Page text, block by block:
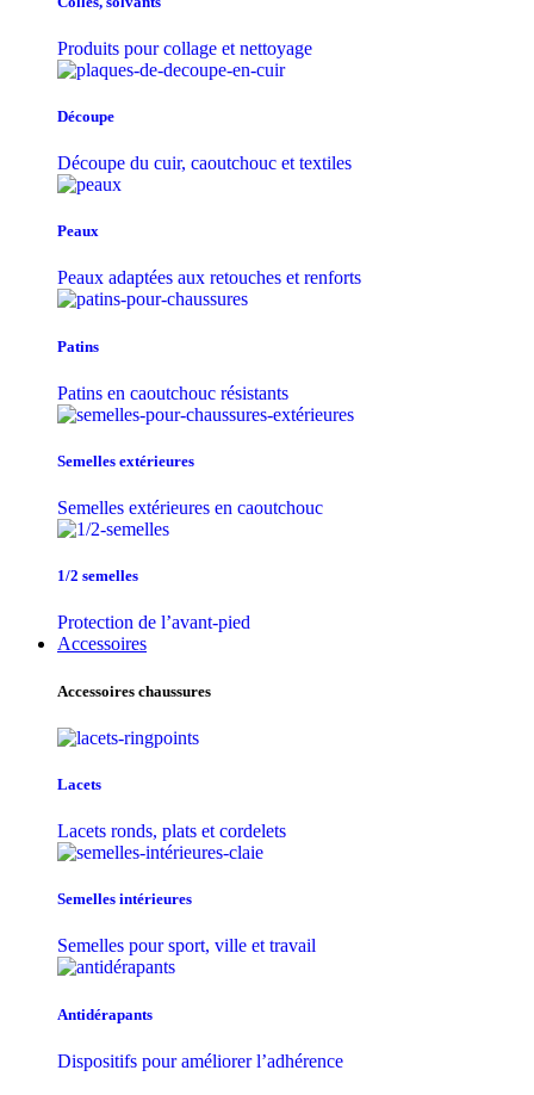
Produits pour collage et nettoyage
Découpe
Découpe du cuir, caoutchouc et textiles
Peaux
Peaux adaptées aux retouches et renforts
Patins
Patins en caoutchouc résistants
Semelles extérieures
Semelles extérieures en caoutchouc
1/2 semelles
Protection de l’avant-pied
Accessoires
Accessoires chaussures
Lacets
Lacets ronds, plats et cordelets
Semelles intérieures
Semelles pour sport, ville et travail
Antidérapants
Dispositifs pour améliorer l’adhérence